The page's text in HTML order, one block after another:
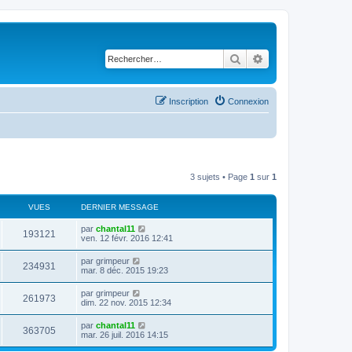
Rechercher
Connexion
Inscription
3 sujets • Page 1 sur 1
VUES DERNIER MESSAGE
193121
u
D
e
i
e
r
m
e
s
s
a
g
e
par chantal11
ven. 12 févr. 2016 12:41
234931
u
D
e
i
e
r
m
e
s
par grimpeur
mar. 8 déc. 2015 19:23
261973
u
D
e
i
e
r
par grimpeur
dim. 22 nov. 2015 12:34
363705
D
e
par chantal11
mar. 26 juil. 2016 14:15